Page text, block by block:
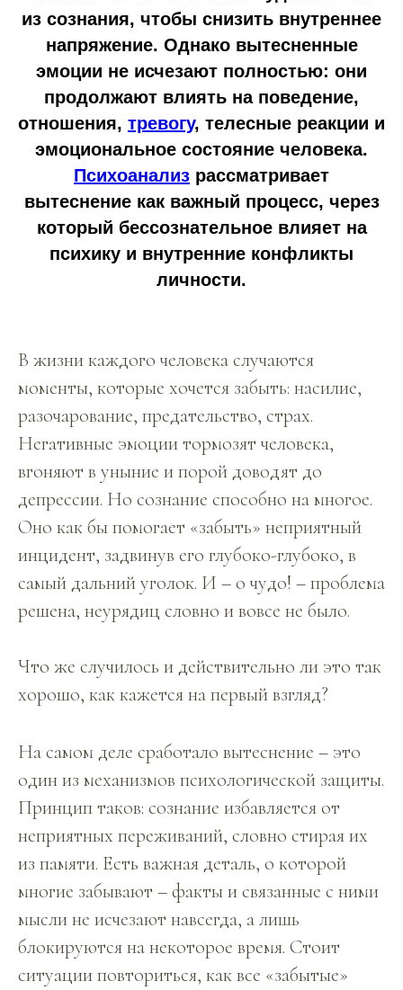
из сознания, чтобы снизить внутреннее
напряжение. Однако вытесненные
эмоции не исчезают полностью: они
продолжают влиять на поведение,
отношения, тревогу, телесные реакции и
эмоциональное состояние человека.
Психоанализ рассматривает
вытеснение как важный процесс, через
который бессознательное влияет на
психику и внутренние конфликты
личности.
В жизни каждого человека случаются
моменты, которые хочется забыть: насилие,
разочарование, предательство, страх.
Негативные эмоции тормозят человека,
вгоняют в уныние и порой доводят до
депрессии. Но сознание способно на многое.
Оно как бы помогает «забыть» неприятный
инцидент, задвинув его глубоко-глубоко, в
самый дальний уголок. И – о чудо! – проблема
решена, неурядиц словно и вовсе не было.
Что же случилось и действительно ли это так
хорошо, как кажется на первый взгляд?
На самом деле сработало вытеснение – это
один из механизмов психологической защиты.
Принцип таков: сознание избавляется от
неприятных переживаний, словно стирая их
из памяти. Есть важная деталь, о которой
многие забывают – факты и связанные с ними
мысли не исчезают навсегда, а лишь
блокируются на некоторое время. Стоит
ситуации повториться, как все «забытые»